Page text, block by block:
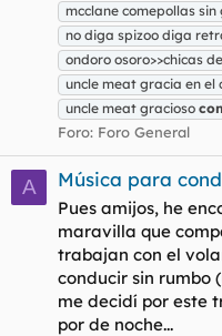
mcclane comepollas sin
no diga spizoo diga
ondoro osoro>>chicas
uncle meat gracia en el
uncle meat gracioso con
Foro: Foro General
A Música para
Pues amijos, he
maravilla que
trabajan con el
conducir sin rumbo
me decidí por este
por de noche...